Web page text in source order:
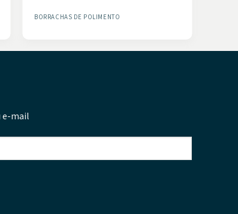
BORRACHAS DE POLIMENTO
e-mail